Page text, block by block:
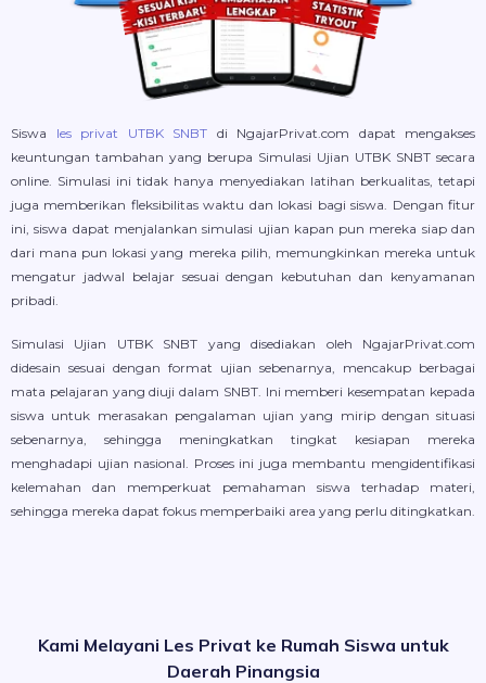
Siswa les privat UTBK SNBT di NgajarPrivat.com dapat mengakses
keuntungan tambahan yang berupa Simulasi Ujian UTBK SNBT secara
online. Simulasi ini tidak hanya menyediakan latihan berkualitas, tetapi
juga memberikan fleksibilitas waktu dan lokasi bagi siswa. Dengan fitur
ini, siswa dapat menjalankan simulasi ujian kapan pun mereka siap dan
dari mana pun lokasi yang mereka pilih, memungkinkan mereka untuk
mengatur jadwal belajar sesuai dengan kebutuhan dan kenyamanan
pribadi.
Simulasi Ujian UTBK SNBT yang disediakan oleh NgajarPrivat.com
didesain sesuai dengan format ujian sebenarnya, mencakup berbagai
mata pelajaran yang diuji dalam SNBT. Ini memberi kesempatan kepada
siswa untuk merasakan pengalaman ujian yang mirip dengan situasi
sebenarnya, sehingga meningkatkan tingkat kesiapan mereka
menghadapi ujian nasional. Proses ini juga membantu mengidentifikasi
kelemahan dan memperkuat pemahaman siswa terhadap materi,
sehingga mereka dapat fokus memperbaiki area yang perlu ditingkatkan.
Kami Melayani Les Privat ke Rumah Siswa untuk
Daerah Pinangsia